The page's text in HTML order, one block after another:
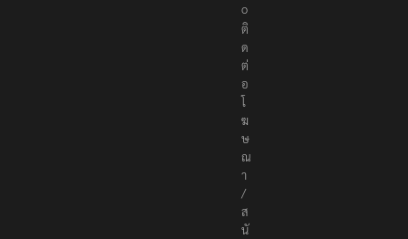
o
ติ
ด
ต่
อ
โ
ฆ
ษ
ณ
า
/
ส
นั